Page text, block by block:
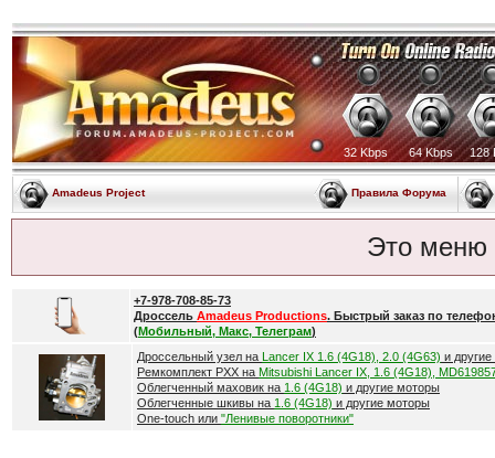
32 Kbps 64 Kbps 128
Amadeus Project Правила Форума
Это меню
+7-978-708-85-73
Дроссель Amadeus Productions. Быстрый заказ по
(Мобильный, Макс, Телеграм)
Дроссельный узел на Lancer IX 1.6 (4G18), 2.0 (4G63) и
Ремкомплект РХХ на Mitsubishi Lancer IX, 1.6 (4G18),
Облегченный маховик на 1.6 (4G18) и другие моторы
Облегченные шкивы на 1.6 (4G18) и другие моторы
One-touch или "Ленивые поворотники"